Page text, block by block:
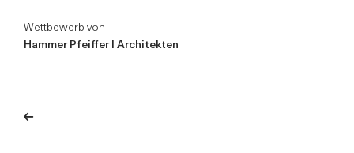
Wettbewerb von
Hammer Pfeiffer I Architekten